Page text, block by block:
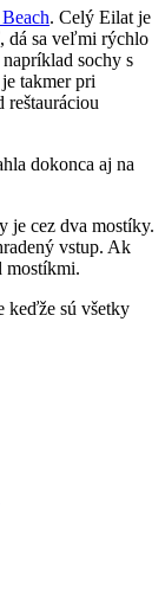
. Celý Eilat je
dá sa veľmi rýchlo
sochy s
takmer pri
reštauráciou
dokonca aj na
je cez dva mostíky.
vstup. Ak
mostíkmi.
keďže sú všetky